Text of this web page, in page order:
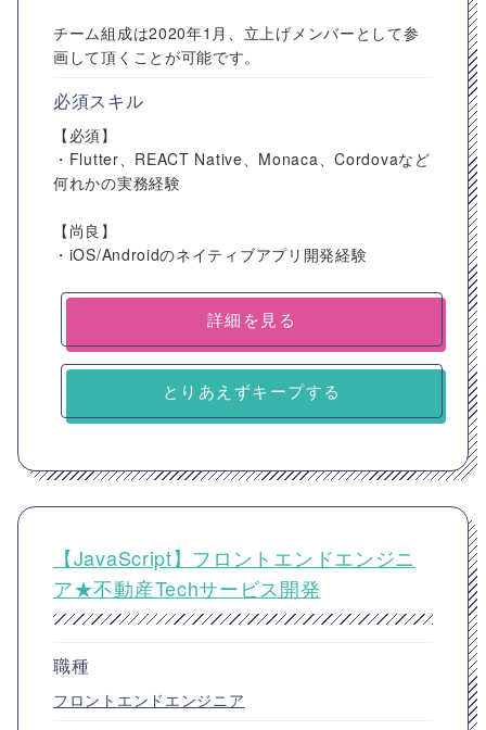
チーム組成は2020年1月、立上げメンバーとして参
画して頂くことが可能です。
必須スキル
【必須】
・Flutter、REACT Native、Monaca、Cordovaなど
何れかの実務経験
【尚良】
・iOS/Androidのネイティブアプリ開発経験
詳細を見る
とりあえずキープする
【JavaScript】フロントエンドエンジニ
ア★不動産Techサービス開発
職種
フロントエンドエンジニア